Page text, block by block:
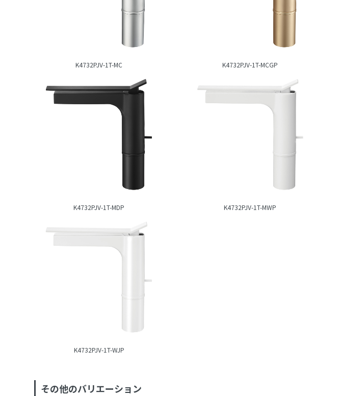
K4732PJV-1T-MC K4732PJV-1T-MCGP
K4732PJV-1T-MDP K4732PJV-1T-MWP
K4732PJV-1T-WJP
その他のバリエーション